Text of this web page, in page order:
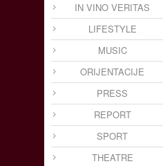
IN VINO VERITAS
LIFESTYLE
MUSIC
ORIJENTACIJE
PRESS
REPORT
SPORT
THEATRE